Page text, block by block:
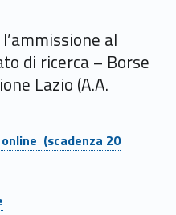
al
di ricerca – Borse
Lazio (A.A.
(scadenza 20